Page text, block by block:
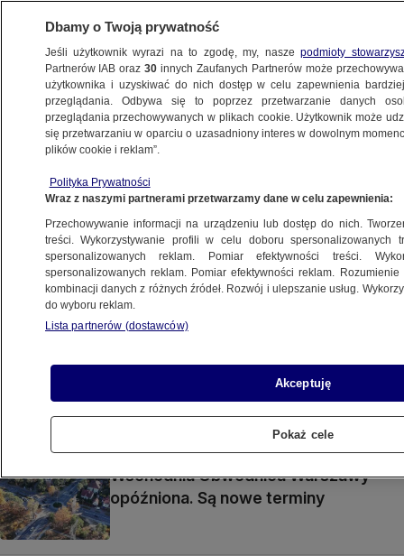
WARSZAWA
WESOŁA
Ciężarówka uderzyła
w nieoznakowany radiowóz. Dwaj
policjanci w szpitalu
Zderzenie dwóch aut, trzy osoby
w szpitalu
Oszustwo "na lekarza", policjanci
Wschodnia Obwodnica Warszawy
opóźniona. Są nowe terminy
Dbamy o Twoją prywatność
Jeśli użytkownik wyrazi na to zgodę, my, naszepodmioty
Partnerów IAB oraz30 innych Zaufanych Partnerów może
użytkownika i uzyskiwać do nich dostęp w celu zapewnienia
przeglądania. Odbywa się to poprzez przetwarzanie danych
przeglądania przechowywanych w plikach cookie. Użytkownik może
się przetwarzaniu w oparciu o uzasadniony interes w dowolnym
plików cookie i reklam”.
Polityka Prywatności
Wraz z naszymi partnerami przetwarzamy dane w celu zapewnienia:
Przechowywanie informacji na urządzeniu lub dostęp do nich.
treści. Wykorzystywanie profili w celu doboru spersonalizowanych
spersonalizowanych reklam. Pomiar efektywności treści.
spersonalizowanych reklam. Pomiar efektywności reklam.
kombinacji danych z różnych źródeł. Rozwój i ulepszanie usług.
do wyboru reklam.
Lista partnerów (dostawców)
Akceptuję
Pokaż cele